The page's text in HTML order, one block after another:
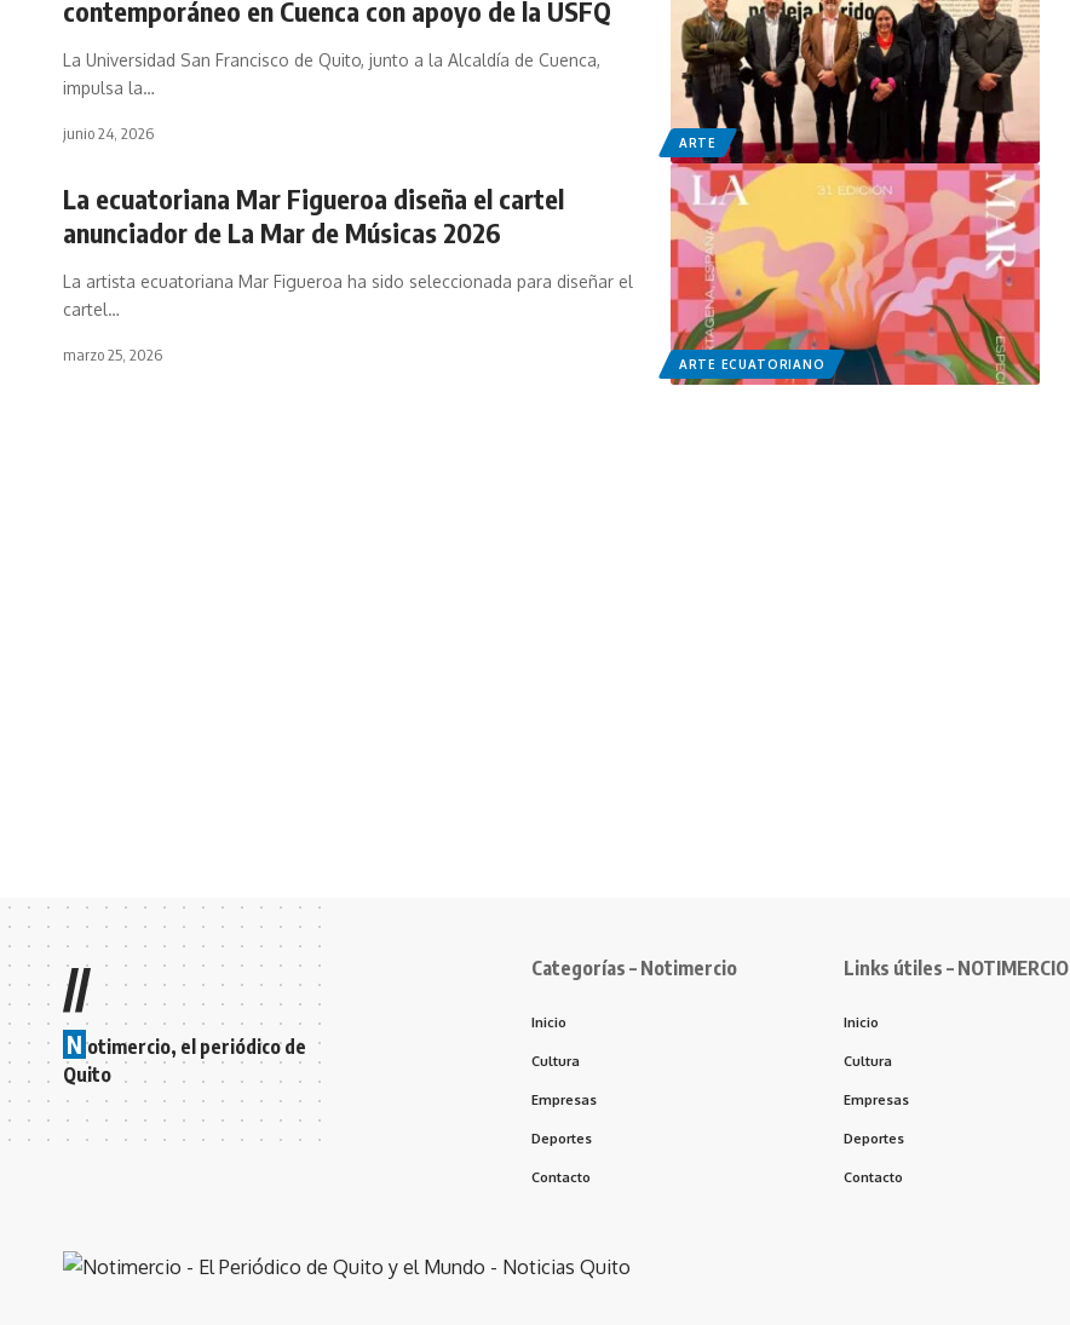
ARTE
contemporáneo en Cuenca con apoyo de la USFQ
La Universidad San Francisco de Quito, junto a la Alcaldía de Cuenca,
impulsa la…
junio 24, 2026
ARTE ECUATORIANO
La ecuatoriana Mar Figueroa diseña el cartel
anunciador de La Mar de Músicas 2026
La artista ecuatoriana Mar Figueroa ha sido seleccionada para diseñar el
cartel…
marzo 25, 2026
//
N otimercio, el periódico de
Quito
Categorías – Notimercio
Inicio
Cultura
Empresas
Deportes
Contacto
Links útiles – NOTIMERCIO
Inicio
Cultura
Empresas
Deportes
Contacto